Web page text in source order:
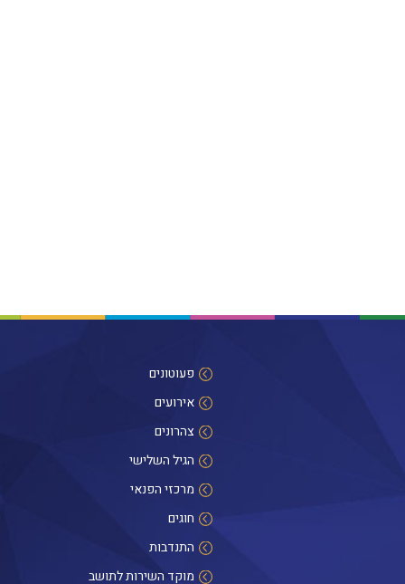
פעוטונים
אירועים
צהרונים
הגיל השלישי
מרכזי הפנאי
חוגים
התנדבות
מוקד השירות לתושב